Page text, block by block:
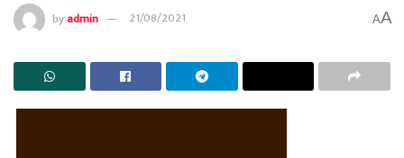
byadmin 21/08/2021 AA